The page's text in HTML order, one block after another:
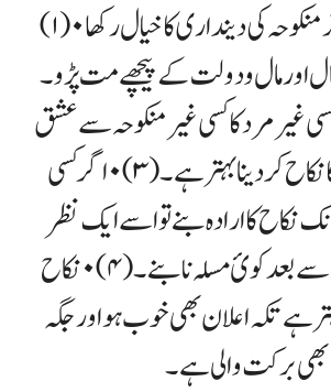
(۱) ۰ نکاح میں زیادہ تر منکوحہ کی دینداری کا خیال رکھا
اور مال و دولت کے پیچھے مت پڑو ۔
کسی غیر مرد کا کسی غیر منکوحہ سے عشق
ہو جائے تو ان کا نکاح کر دینا بہتر ہے ۔(۳) ۰ اگر کسی
کا ارادہ بنے تو اسے ایک نظر
دیکھ لو تکہ نکاح سے بعد کوئ مسلہ نا بنے۔(۴)۰ نکاح
ہے تکہ اعلان بھی خوب ہو اور جگہ
بھی برکت والی ہے ۔